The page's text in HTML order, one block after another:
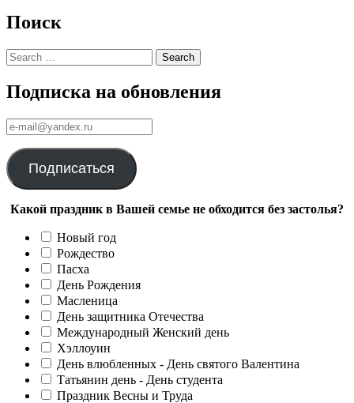
Поиск
Search
Подписка на обновления
е-
mail@yandex.ru
Подписаться
Какой праздник в Вашей семье не обходится без застолья?
Новый год
Рождество
Пасха
День Рождения
Масленица
День защитника Отечества
Международный Женский день
Хэллоуин
День влюбленных - День святого Валентина
Татьянин день - День студента
Праздник Весны и Труда